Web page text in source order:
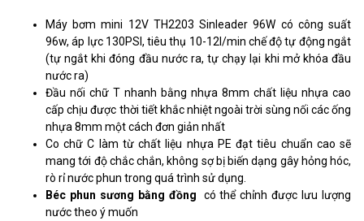
Máy bơm mini 12V TH2203 Sinleader 96W có công suất
96w, áp lực 130PSI, tiêu thụ 10-12l/min chế độ tự động ngắt
(tự ngắt khi đóng đầu nước ra, tự chạy lại khi mở khóa đầu
nước ra)
Đầu nối chữ T nhanh bằng nhựa 8mm chất liệu nhựa cao
cấp chịu được thời tiết khắc nhiệt ngoài trời sùng nối các ống
nhựa 8mm một cách đơn giản nhất
Co chữ C làm từ chất liệu nhựa PE đạt tiêu chuẩn cao sẽ
mang tới độ chắc chắn, không sợ bị biến dạng gây hỏng hóc,
rò rỉ nước phun trong quá trình sử dụng.
Béc phun sương bằng đồng
có thể chỉnh được lưu lượng
nước theo ý muốn